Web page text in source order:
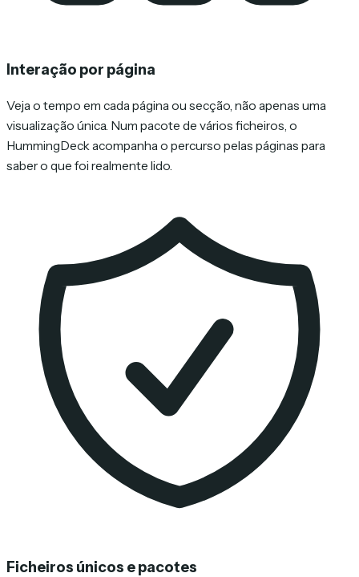
Interação por página
Veja o tempo em cada página ou secção, não apenas uma
visualização única. Num pacote de vários ficheiros, o
HummingDeck acompanha o percurso pelas páginas para
saber o que foi realmente lido.
Ficheiros únicos e pacotes